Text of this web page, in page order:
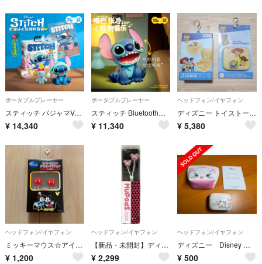
ポータブルプレーヤー
スティッチ パジャマVer. Bluetoothスピーカー
¥ 14,340
ポータブルプレーヤー
スティッチ Bluetoothスピーカー
¥ 11,340
ヘッドフォン/イヤフォン
ディズニー トイストーリー ミラー付き&マルチケーブルキット ワイヤレスイヤホン
¥ 5,380
ヘッドフォン/イヤフォン
ミッキーマウス☆アイコンイヤフォン
¥ 1,200
ヘッドフォン/イヤフォン
【新品・未開封】ディズニー MuPods ミッキージュエリーイヤホン ピンク
¥ 2,299
ヘッドフォン/イヤフォン
ディズニー Disney マリー 骨伝導イヤホン
¥ 500